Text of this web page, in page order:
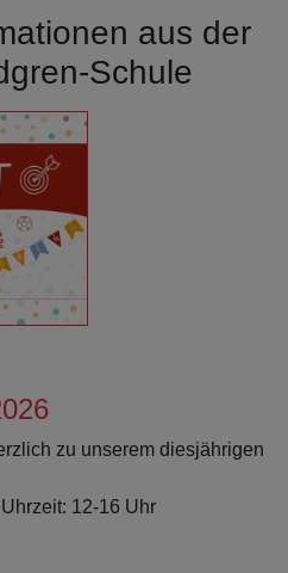
aus der
Schule
zu unserem diesjährigen
12-16 Uhr